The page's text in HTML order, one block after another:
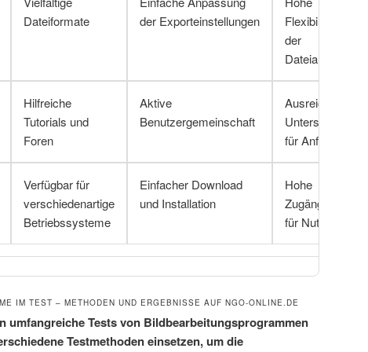
Dateiformate
der Exporteinstellungen
Flexibilität in
der
Dateiausgabe
Hilfreiche
Tutorials und
Foren
Aktive
Benutzergemeinschaft
Ausreichende
Unterstützung
für Anfänger
Verfügbar für
verschiedenartige
Betriebssysteme
Einfacher Download
und Installation
Hohe
Zugänglichkeit
für Nutzer
IM TEST – METHODEN UND ERGEBNISSE AUF NGO-ONLINE.DE
umfangreiche Tests von Bildbearbeitungsprogrammen
Testmethoden einsetzen, um die